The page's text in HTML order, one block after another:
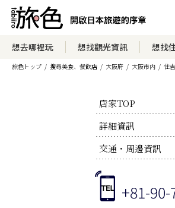
想去哪裡玩 想找觀光資訊 想找
旅色トップ 搜尋美食、餐飲店 大阪府 大阪市内 住
店家TOP
詳細資訊
交通・周邊資訊
+81-